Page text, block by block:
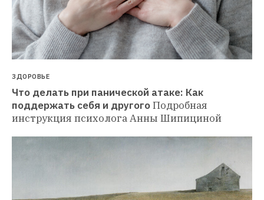
ЗДОРОВЬЕ
Что делать при панической атаке: Как
поддержать себя и другогоПодробная
инструкция психолога Анны Шипициной